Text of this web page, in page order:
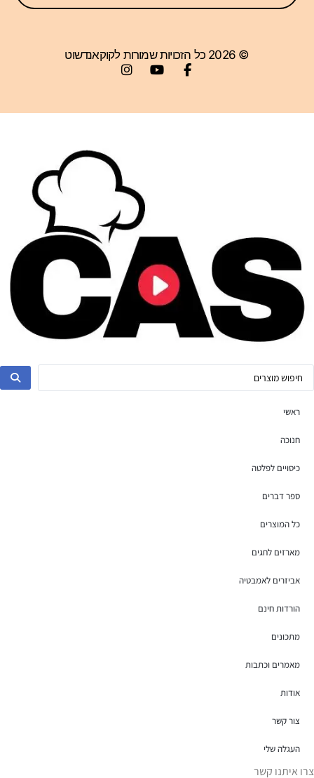
© 2026 כל הזכויות שמורות לקוקאנדשוט
ראשי
חנוכה
כיסויים לפלטה
ספר דברים
כל המוצרים
מארזים לחגים
אביזרים לאמבטיה
הורדות חינם
מתכונים
מאמרים וכתבות
אודות
צור קשר
העגלה שלי
צרו איתנו קשר